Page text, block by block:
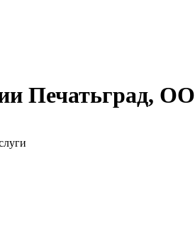
Печатьград,